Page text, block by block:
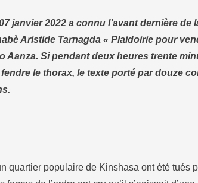
janvier 2022 a connu l’avant dernière de
Aristide Tarnagda « Plaidoirie pour
Aanza. Si pendant deux heures trente
le thorax, le texte porté par douze
quartier populaire de Kinshasa ont été tués